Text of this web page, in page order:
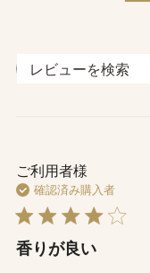
レ
ご利用者様
確認済み購入者
香りが良い